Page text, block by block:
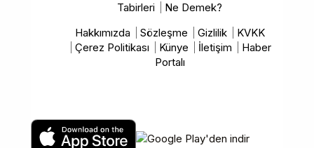
Tabirleri
Ne Demek?
Hakkımızda
Sözleşme Gizlilik
KVKK
Çerez Politikası
Künye İletişim
Haber
Portalı